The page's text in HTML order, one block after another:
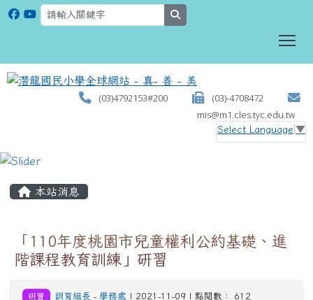
(03)4792153#200
(03)-4708472
mis@m1.cles.tyc.edu.tw
Select Language ▼
本站消息
「110年度桃園市兒童權利公約基礎、進
階課程教育訓練」研習
研習 訓育組長 - 學務處 | 2021-11-09 | 點閱數： 612